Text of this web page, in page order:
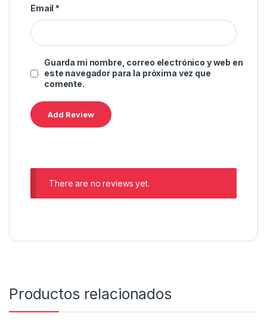
Email *
Guarda mi nombre, correo electrónico y web en
este navegador para la próxima vez que
comente.
There are no reviews yet.
Productos relacionados